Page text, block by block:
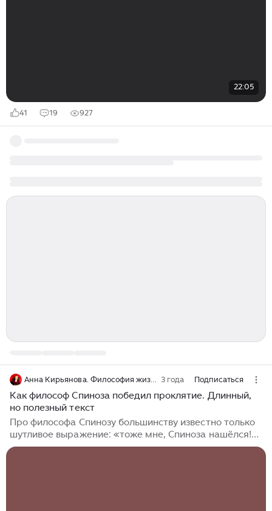
22:05
41 19 927
3 года Подписаться
Как философ Спиноза победил проклятие. Длинный,
но полезный текст
Про философа Спинозу большинству известно только
шутливое выражение: «тоже мне, Спиноза нашёлся!»,
- так говорят про тех, кто умничает. А про жизнь